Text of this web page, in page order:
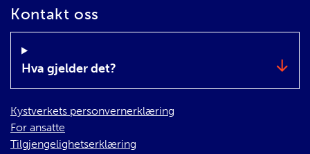
Kontakt oss
Hva gjelder det?
Kystverkets personvernerklæring
For ansatte
Tilgjengelighetserklæring